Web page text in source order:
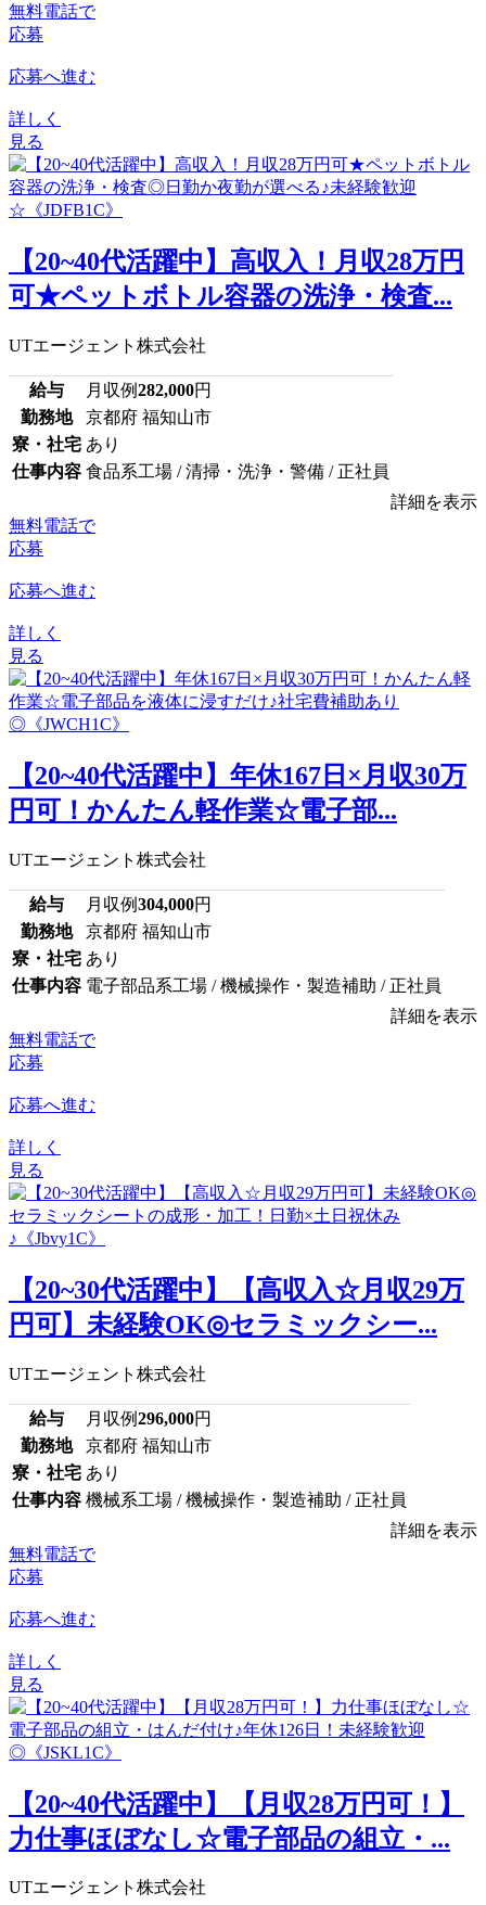
無料電話で
応募
応募へ進む
詳しく
見る
【20~40代活躍中】高収入！月収28万円
可★ペットボトル容器の洗浄・検査...
UTエージェント株式会社
給与 月収例282,000円
勤務地
京都府 福知山市
寮・社宅 あり
仕事内容 食品系工場 / 清掃・洗浄・警備 / 正社員
詳細を表示
無料電話で
応募
応募へ進む
詳しく
見る
【20~40代活躍中】年休167日×月収30万
円可！かんたん軽作業☆電子部...
UTエージェント株式会社
給与 月収例304,000円
勤務地
京都府 福知山市
寮・社宅 あり
仕事内容 電子部品系工場 / 機械操作・製造補助 / 正社員
詳細を表示
無料電話で
応募
応募へ進む
詳しく
見る
【20~30代活躍中】【高収入☆月収29万
円可】未経験OK◎セラミックシー...
UTエージェント株式会社
給与 月収例296,000円
勤務地
京都府 福知山市
寮・社宅 あり
仕事内容 機械系工場 / 機械操作・製造補助 / 正社員
詳細を表示
無料電話で
応募
応募へ進む
詳しく
見る
【20~40代活躍中】【月収28万円可！】
力仕事ほぼなし☆電子部品の組立・...
UTエージェント株式会社